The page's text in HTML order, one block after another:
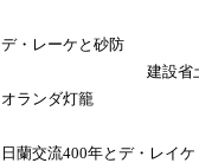
デ・レーケと砂防
建設
オランダ灯籠
日蘭交流400年とデ・レイケ